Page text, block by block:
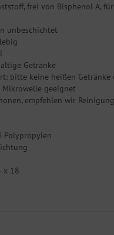
frei von Bisphenol A,
unbeschichtet
Getränke
bitte keine heißen Getränke
geeignet
empfehlen wir
Polypropylen
x 18